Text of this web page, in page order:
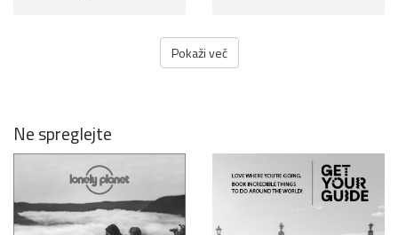
Pokaži več
Ne spreglejte